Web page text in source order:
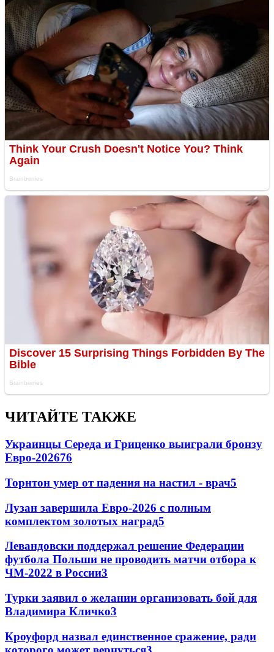
ЧИТАЙТЕ ТАКЖЕ
Украинцы Середа и Гриценко выиграли бронзу
Евро-202676
Торнтон умер от падения на настил - врач5
Лузан завершила Евро-2026 с полным
комплектом золотых наград5
Левандовски поддержал решение Федерации
футбола Польши не проводить матчи отбора к
ЧМ-2022 в России3
Турки заявил о желании организовать бой для
Владимира Кличко3
Кроуфорд назвал единственное сражение, ради